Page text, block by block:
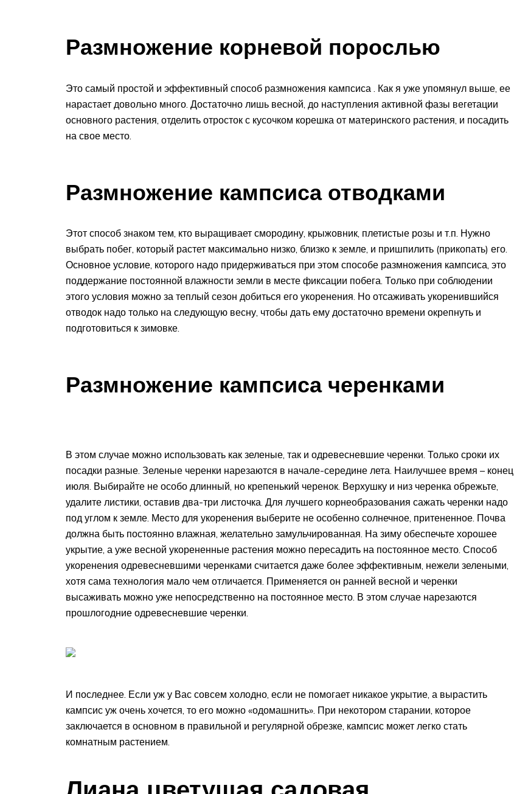
Размножение корневой порослью
Это самый простой и эффективный способ размножения кампсиса . Как я уже упомянул выше, ее
нарастает довольно много. Достаточно лишь весной, до наступления активной фазы вегетации
основного растения, отделить отросток с кусочком корешка от материнского растения, и посадить
на свое место.
Размножение кампсиса отводками
Этот способ знаком тем, кто выращивает смородину, крыжовник, плетистые розы и т.п. Нужно
выбрать побег, который растет максимально низко, близко к земле, и пришпилить (прикопать) его.
Основное условие, которого надо придерживаться при этом способе размножения кампсиса, это
поддержание постоянной влажности земли в месте фиксации побега. Только при соблюдении
этого условия можно за теплый сезон добиться его укоренения. Но отсаживать укоренившийся
отводок надо только на следующую весну, чтобы дать ему достаточно времени окрепнуть и
подготовиться к зимовке.
Размножение кампсиса черенками
В этом случае можно использовать как зеленые, так и одревесневшие черенки. Только сроки их
посадки разные. Зеленые черенки нарезаются в начале-середине лета. Наилучшее время – конец
июля. Выбирайте не особо длинный, но крепенький черенок. Верхушку и низ черенка обрежьте,
удалите листики, оставив два-три листочка. Для лучшего корнеобразования сажать черенки надо
под углом к земле. Место для укоренения выберите не особенно солнечное, притененное. Почва
должна быть постоянно влажная, желательно замульчированная. На зиму обеспечьте хорошее
укрытие, а уже весной укорененные растения можно пересадить на постоянное место. Способ
укоренения одревесневшими черенками считается даже более эффективным, нежели зелеными,
хотя сама технология мало чем отличается. Применяется он ранней весной и черенки
высаживать можно уже непосредственно на постоянное место. В этом случае нарезаются
прошлогодние одревесневшие черенки.
И последнее. Если уж у Вас совсем холодно, если не помогает никакое укрытие, а вырастить
кампсис уж очень хочется, то его можно «одомашнить». При некотором старании, которое
заключается в основном в правильной и регулярной обрезке, кампсис может легко стать
комнатным растением.